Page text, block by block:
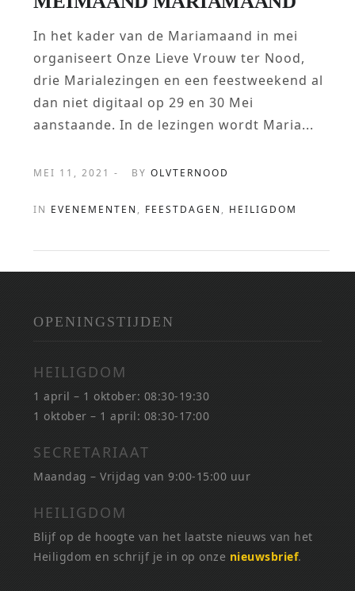
In het kader van de Mariamaand in mei
organiseert Onze Lieve Vrouw ter Nood,
drie Marialezingen en een feestweekend al
dan niet digitaal op 29 en 30 Mei
aanstaande. In de lezingen wordt Maria...
MEI 11, 2021 - BYOLVTERNOOD
IN EVENEMENTEN , FEESTDAGEN , HEILIGDOM
OPENINGSTIJDEN
HEILIGDOM
1 april – 1 oktober: 08:30-19:30
1 oktober – 1 april: 08:30-17:00
SECRETARIAAT
Maandag – Vrijdag van 9:00-15:00 uur
HEILIGDOM
Blijf op de hoogte van het laatste nieuws van het
Heiligdom en schrijf je in op onze nieuwsbrief.